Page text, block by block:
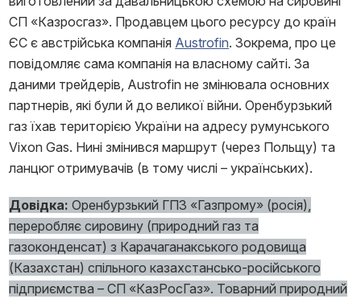
СП «Казросгаз». Продавцем цього ресурсу до країн
ЄС є австрійська компанія Austrofin. Зокрема, про це
повідомляє сама компанія на власному сайті. За
даними трейдерів, Austrofin не змінювала основних
партнерів, які були й до великої війни. Оренбурзький
газ їхав територією України на адресу румунського
Vixon Gas. Нині змінився маршрут (через Польщу) та
ланцюг отримувачів (в тому числі – українських).
Довідка: Оренбурзький ГПЗ «Газпрому» (росія),
переробляє сировину (природний газ та
газоконденсат) з Карачаганакського родовища
(Казахстан) спільного казахстансько-російського
підприємства – СП «КазРосГаз». Товарний природний